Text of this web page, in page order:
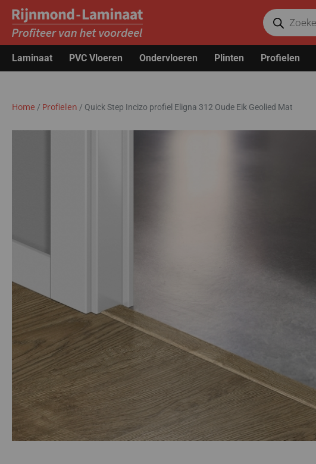
Laminaat PVC Vloeren Ondervloeren Plinten Profielen
Home / Profielen / Quick Step Incizo profiel Eligna 312 Oude Eik Geolied Mat